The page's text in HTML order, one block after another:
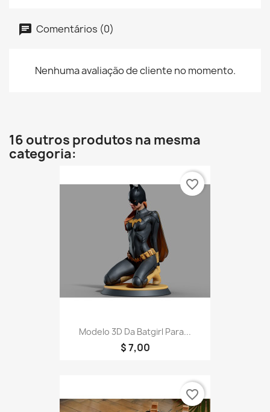
Comentários (0)
Nenhuma avaliação de cliente no momento.
16 outros produtos na mesma
categoria:
Modelo 3D Da Batgirl Para...
$ 7,00
favorite_border
favorite_border